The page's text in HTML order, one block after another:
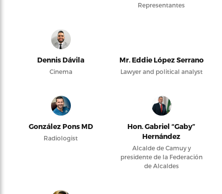
Representantes
Dennis Dávila
Cinema
Mr. Eddie López Serrano
Lawyer and political analyst
González Pons MD
Radiologist
Hon. Gabriel “Gaby”
Hernández
Alcalde de Camuy y
presidente de la Federación
de Alcaldes